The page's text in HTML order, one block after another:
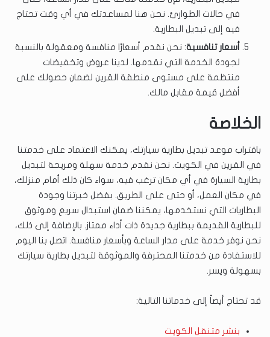
في حالات الطوارئ. نحن هنا لمساعدتك في أي وقت تحتاج
فيه إلى تبديل البطارية.
أسعار تنافسية: نحن نقدم أسعارًا منافسة ومعقولة بالنسبة
لجودة الخدمة التي نقدمها. لدينا عروض وتخفيضات
منتظمة على مستوى منطقة القرين لضمان حصولك على
أفضل قيمة مقابل مالك.
الخلاصة
باقتراب موعد تبديل بطارية سيارتك، يمكنك الاعتماد على خدمتنا
في القرين في الكويت. نحن نقدم خدمة سهلة ومريحة لتبديل
بطارية السيارة في أي مكان ترغب فيه، سواء كان ذلك أمام منزلك،
في مكان العمل، أو حتى على الطريق. بفضل خبرتنا وجودة
البطاريات التي نستخدمها، يمكننا ضمان استبدال سريع وموثوق
للبطارية القديمة ببطارية جديدة ذات أداء ممتاز. بالإضافة إلى ذلك،
نحن نوفر خدمة على مدار الساعة وبأسعار منافسة. اتصل بنا اليوم
للاستفادة من خدمتنا المحترفة والموثوقة لتبديل بطارية سيارتك
بسهولة ويسر.
قد تحتاج أيضاً إلى خدماتنا التالية:
بنشر متنقل الكويت